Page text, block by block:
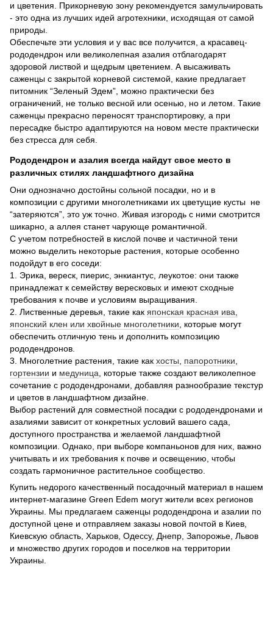
и цветения. Прикорневую зону рекомендуется замульчировать
- это одна из лучших идей агротехники, исходящая от самой
природы.
Обеспечьте эти условия и у вас все получится, а красавец-
рододендрон или великолепная азалия отблагодарят
здоровой листвой и щедрым цветением. А высаживать
саженцы с закрытой корневой системой, какие предлагает
питомник “Зеленый Эдем”, можно практически без
ограничений, не только весной или осенью, но и летом. Такие
саженцы прекрасно переносят транспортировку, а при
пересадке быстро адаптируются на новом месте практически
без стресса для себя.
Рододендрон и азалия всегда найдут свое место в
различных стилях ландшафтного дизайна
Они однозначно достойны сольной посадки, но и в
композиции с другими многолетниками их цветущие кусты не
“затеряются”, это уж точно. Живая изгородь с ними смотрится
шикарно, а аллея станет чарующе романтичной.
С учетом потребностей в кислой почве и частичной тени
можно выделить некоторые растения, которые особенно
подойдут в его соседи:
1. Эрика, вереск, пиерис, энкиантус, леукотое: они также
принадлежат к семейству вересковых и имеют сходные
требования к почве и условиям выращивания.
2. Лиственные деревья, такие как японская красная ива,
японский клен или хвойные многолетники , которые могут
обеспечить отличную тень и дополнить композицию
рододендронов.
3. Многолетние растения, такие как хосты папоротники
гортензии и медуница , которые также создают великолепное
сочетание с рододендронами, добавляя разнообразие текстур
и цветов в ландшафтном дизайне.
Выбор растений для совместной посадки с рододендронами и
азалиями зависит от конкретных условий вашего сада,
доступного пространства и желаемой ландшафтной
композиции. Однако, при выборе компаньонов для них, важно
учитывать и их требования к почве и освещению, чтобы
создать гармоничное растительное сообщество.
Купить недорого качественный посадочный материал в нашем
интернет-магазине Green Edem могут жители всех регионов
Украины. Мы предлагаем саженцы рододендрона и азалии по
доступной цене и отправляем заказы новой почтой в Киев,
Киевскую область, Харьков, Одессу, Днепр, Запорожье, Львов
и множество других городов и поселков на территории
Украины.